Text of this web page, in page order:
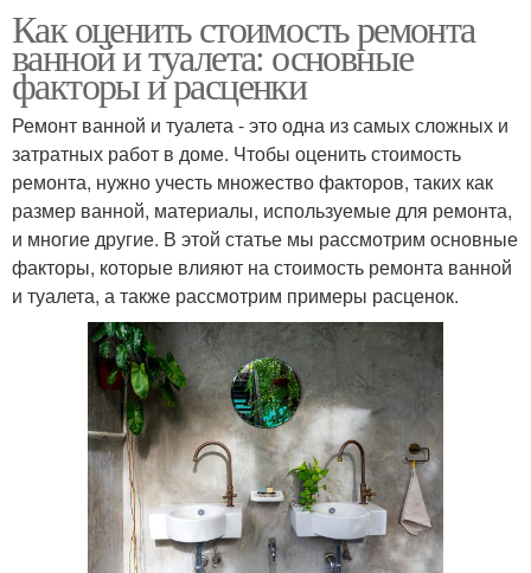
Как оценить стоимость ремонта
ванной и туалета: основные
факторы и расценки
Ремонт ванной и туалета - это одна из самых сложных и
затратных работ в доме. Чтобы оценить стоимость
ремонта, нужно учесть множество факторов, таких как
размер ванной, материалы, используемые для ремонта,
и многие другие. В этой статье мы рассмотрим основные
факторы, которые влияют на стоимость ремонта ванной
и туалета, а также рассмотрим примеры расценок.